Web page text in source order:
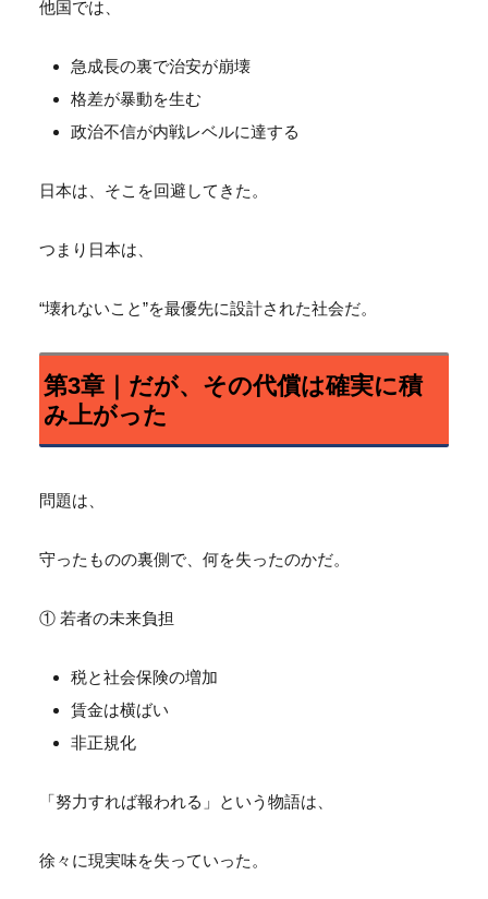
他国では、
急成長の裏で治安が崩壊
格差が暴動を生む
政治不信が内戦レベルに達する
日本は、そこを回避してきた。
つまり日本は、
“壊れないこと”を最優先に設計された社会だ。
第3章｜だが、その代償は確実に積
み上がった
問題は、
守ったものの裏側で、何を失ったのかだ。
① 若者の未来負担
税と社会保険の増加
賃金は横ばい
非正規化
「努力すれば報われる」という物語は、
徐々に現実味を失っていった。